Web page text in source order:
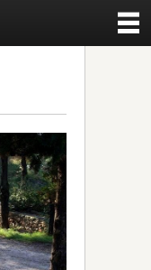
Esports
Noticies